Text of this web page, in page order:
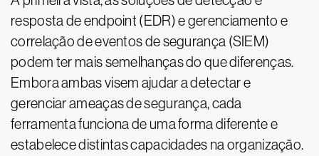
resposta de endpoint (EDR) e gerenciamento e
correlação de eventos de segurança (SIEM)
podem ter mais semelhanças do que diferenças.
Embora ambas visem ajudar a detectar e
gerenciar ameaças de segurança, cada
ferramenta funciona de uma forma diferente e
estabelece distintas capacidades na organização.